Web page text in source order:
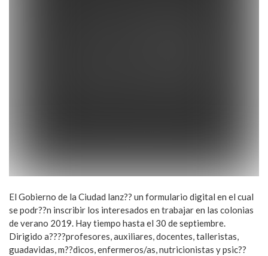
El Gobierno de la Ciudad lanz?? un formulario digital en el cual
se podr??n inscribir los interesados en trabajar en las colonias
de verano 2019. Hay tiempo hasta el 30 de septiembre.
Dirigido a????profesores, auxiliares, docentes, talleristas,
guadavidas, m??dicos, enfermeros/as, nutricionistas y psic??